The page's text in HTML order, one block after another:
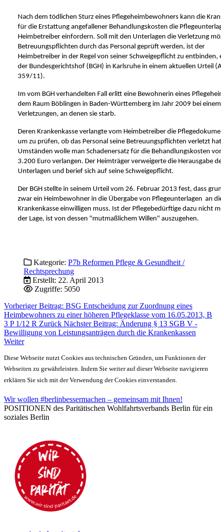
Nach dem tödlichen Sturz eines Pflegeheimbewohners kann die
für die Erstattung angefallener Behandlungskosten die
Heimbetreiber einfordern. Soll mit den Unterlagen die Verletzung
Betreuungspflichten durch das Personal geprüft werden, ist der
Heimbetreiber in der Regel von seiner Schweigepflicht zu entbinden,
der Bundesgerichtshof (BGH) in Karlsruhe in einem aktuellen Urteil
359/11).
Im vom BGH verhandelten Fall erlitt eine Bewohnerin eines
dem Raum Böblingen in Baden-Württemberg im Jahr 2009 bei
Verletzungen, an denen sie starb.
Deren Krankenkasse verlangte vom Heimbetreiber die
um zu prüfen, ob das Personal seine Betreuungspflichten verletzt
Umständen wolle man Schadenersatz für die Behandlungskosten
3.200 Euro verlangen. Der Heimträger verweigerte die Herausgabe
Unterlagen und berief sich auf seine Schweigepflicht.
Der BGH stellte in seinem Urteil vom 26. Februar 2013 fest, dass
zwar ein Heimbewohner in die Übergabe von Pflegeunterlagen an
Krankenkasse einwilligen muss. Ist der Pflegebedürftige dazu nicht
der Lage, ist von dessen "mutmaßlichem Willen" auszugehen.
Kategorie: P7b Reformen Pflege & Gesundheit /
Rechtsprechung
Erstellt: 22. April 2013
Zugriffe: 5050
Vorheriger Beitrag: BSG Entscheidung zur Zuordnung eines
Heimbewohners zu einer höheren Pflegeklasse vom 16.05.2013, B
3 P 1/12 R Zurück Nächster Beitrag: Änderung § 13 SGB V -
Bewilligung von Leistungsanträgen durch die Krankenkassen
Weiter
Diese Webseite nutzt Cookies aus technischen Gründen, um Funktionen der
Webseiten zu gewährleisten. Indem Sie weiter auf dieser Webseite navigieren
erklären Sie sich mit der Verwendung der Cookies einverstanden.
Wir wollen #berlinbessermachen – gemeinsam mit Ihnen!
POSITIONEN des Paritätischen Wohlfahrtsverbands Berlin für ein
soziales Berlin